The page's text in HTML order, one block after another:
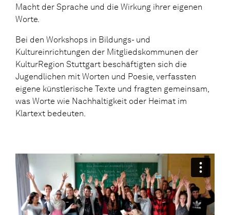
Macht der Sprache und die Wirkung ihrer eigenen
Worte.
Bei den Workshops in Bildungs- und
Kultureinrichtungen der Mitgliedskommunen der
KulturRegion Stuttgart beschäftigten sich die
Jugendlichen mit Worten und Poesie, verfassten
eigene künstlerische Texte und fragten gemeinsam,
was Worte wie Nachhaltigkeit oder Heimat im
Klartext bedeuten.